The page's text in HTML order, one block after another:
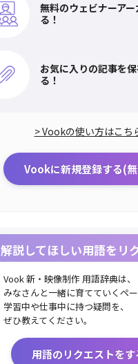
無料のウェビナーア
る！
お気に入りの記事を
る！
> Vookの使い方はこち
Vookに新規登録する(
解説してほしい用語をリ
Vook 新・映像制作 用語辞典は、
みなさんと一緒に育てていくペー
学習中や仕事中に持つ疑問を、
ぜひ教えてください。
用語のリクエストをす